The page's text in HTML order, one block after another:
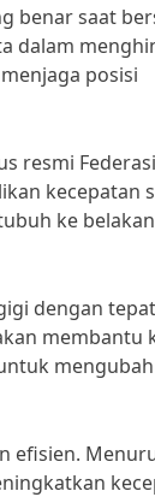
benar saat
dalam
posisi
resmi
kecepatan
ke
dengan
membantu
efisien.